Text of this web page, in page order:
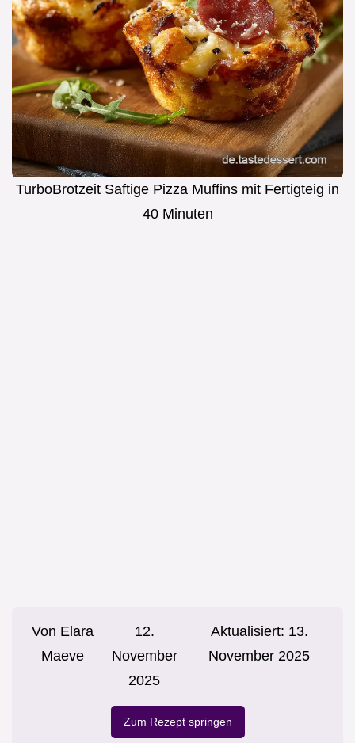
TurboBrotzeit Saftige Pizza Muffins mit Fertigteig in
40 Minuten
Von Elara
Maeve
12.
November
2025
Aktualisiert: 13.
November 2025
Zum Rezept springen